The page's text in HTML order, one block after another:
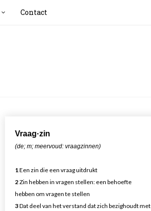
Contact
Vraag·zin
(de; m; meervoud: vraagzinnen)
1Een zin die een vraag uitdrukt
2Zin hebben in vragen stellen: een behoefte
hebben om vragen te stellen
3Dat deel van het verstand dat zich bezighoudt met